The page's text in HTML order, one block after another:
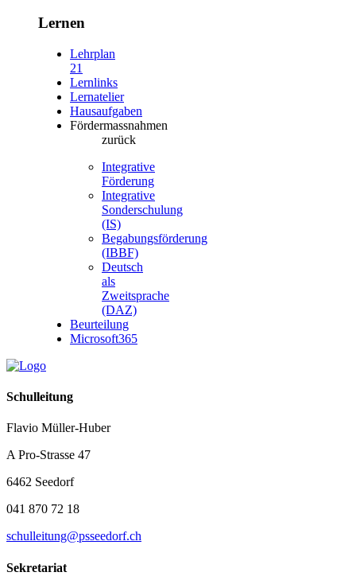
Lernen
Lehrplan
21
Lernlinks
Lernatelier
Hausaufgaben
Fördermassnahmen
zurück
Integrative
Förderung
Integrative
Sonderschulung
(IS)
Begabungsförderung
(IBBF)
Deutsch
als
Zweitsprache
(DAZ)
Beurteilung
Microsoft365
Schulleitung
Flavio Müller-Huber
A Pro-Strasse 47
6462 Seedorf
041 870 72 18
schulleitung@psseedorf.ch
Sekretariat